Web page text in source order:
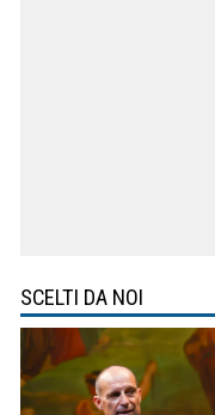
SCELTI DA NOI